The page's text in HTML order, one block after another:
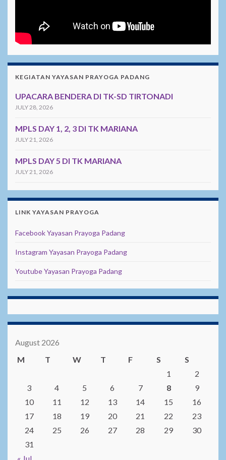
KEGIATAN YAYASAN PRAYOGA PADANG
UPACARA BENDERA DI TK-SD TIRTONADI
JULY 28, 2026
MPLS DAY 1, 2, 3 DI TK MARIANA
JULY 21, 2026
MPLS DAY 5 DI TK MARIANA
JULY 21, 2026
LINK YAYASAN PRAYOGA
Facebook Yayasan Prayoga Padang
Instagram Yayasan Prayoga Padang
Youtube Yayasan Prayoga Padang
August 2026
M
T W T F S S
1
2
3
4 5 6 7 8
9
10
11 12 13 14 15
16
17
18 19 20 21 22
23
24
25 26 27 28 29
30
31